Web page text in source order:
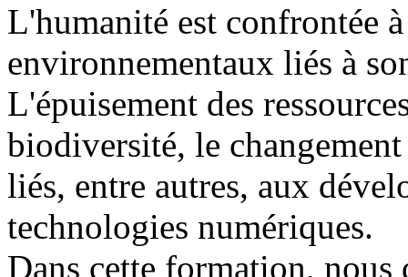
L'humanité est confrontée
environnementaux liés à
L'épuisement des
biodiversité, le
liés, entre autres, aux
technologies numériques.
Dans cette formation,